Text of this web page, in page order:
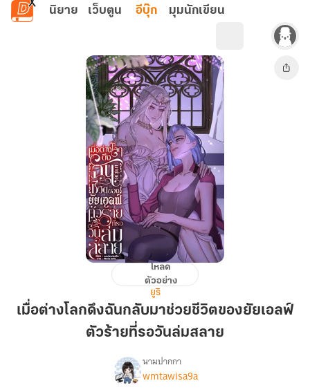
ข้ามไปยังเนื้อหาหลัก
นิยาย เว็บตูน อีบุ๊ก มุมนักเขียน
โลก
ฉัน
โหลด
ตัวอย่าง
ยูริ
เมื่อต่างโลกดึงฉันกลับมาช่วยชีวิตของยัยเอลฟ์
ตัวร้ายที่รอวันล่มสลาย
เรื่อง
นามปากกา
wmtawisa9a